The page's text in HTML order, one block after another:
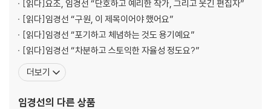
[읽다]요조, 임경선 “단호하고 예리한 작가, 그리고 웃긴 편집자”
[읽다]임경선 “구원, 이 제목이어야 했어요”
[읽다]임경선 “포기하고 체념하는 것도 용기예요”
[읽다]임경선 “차분하고 스토익한 자율성 정도요?”
더보기
임경선의 다른 상품